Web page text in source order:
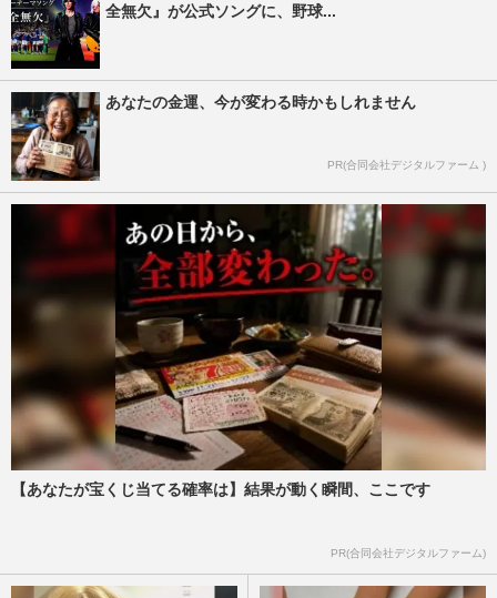
全無欠』が公式ソングに、野球...
あなたの金運、今が変わる時かもしれません
PR(合同会社デジタルファーム )
【あなたが宝くじ当てる確率は】結果が動く瞬間、ここです
PR(合同会社デジタルファーム)